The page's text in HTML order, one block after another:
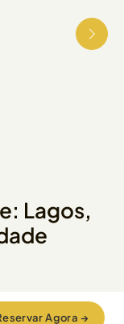
Lagos,
Agora →